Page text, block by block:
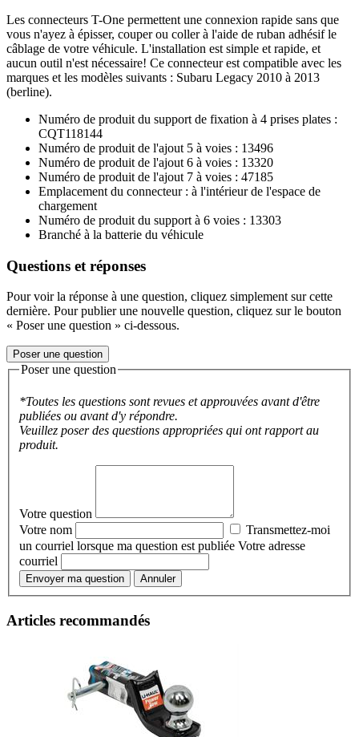
Les connecteurs T-One permettent une connexion rapide sans que
vous n'ayez à épisser, couper ou coller à l'aide de ruban adhésif le
câblage de votre véhicule. L'installation est simple et rapide, et
aucun outil n'est nécessaire! Ce connecteur est compatible avec les
marques et les modèles suivants : Subaru Legacy 2010 à 2013
(berline).
Numéro de produit du support de fixation à 4 prises plates :
CQT118144
Numéro de produit de l'ajout 5 à voies : 13496
Numéro de produit de l'ajout 6 à voies : 13320
Numéro de produit de l'ajout 7 à voies : 47185
Emplacement du connecteur : à l'intérieur de l'espace de
chargement
Numéro de produit du support à 6 voies : 13303
Branché à la batterie du véhicule
Questions et réponses
Pour voir la réponse à une question, cliquez simplement sur cette
dernière. Pour publier une nouvelle question, cliquez sur le bouton
« Poser une question » ci-dessous.
Poser une question
Poser une question
*Toutes les questions sont revues et approuvées avant d'être
publiées ou avant d'y répondre.
Veuillez poser des questions appropriées qui ont rapport au
produit.
Votre question
Votre nom
Transmettez-moi
un courriel lorsque ma question est publiée Votre adresse
courriel
Envoyer ma question Annuler
Articles recommandés